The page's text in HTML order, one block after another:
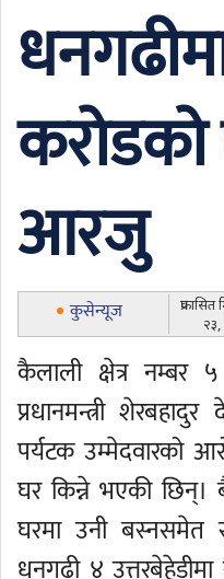
आरजु
कुसेन्यूज
२३,
कैलाली क्षेत्र नम्बर
प्रधानमन्त्री
पर्यटक उम्मेदवारको
घर किन्ने भएकी छिन्।
घरमा उनी
धनगढी ४